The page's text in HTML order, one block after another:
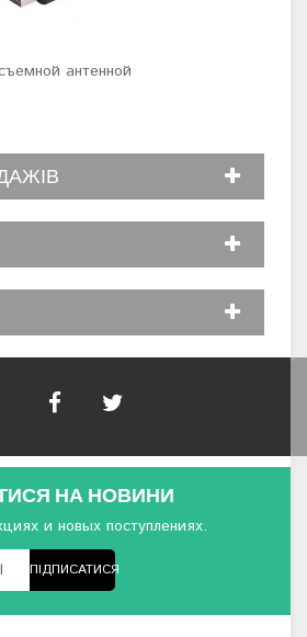
антенной
НА НОВИНИ
и новых поступлениях.
ПІДПИСАТИСЯ